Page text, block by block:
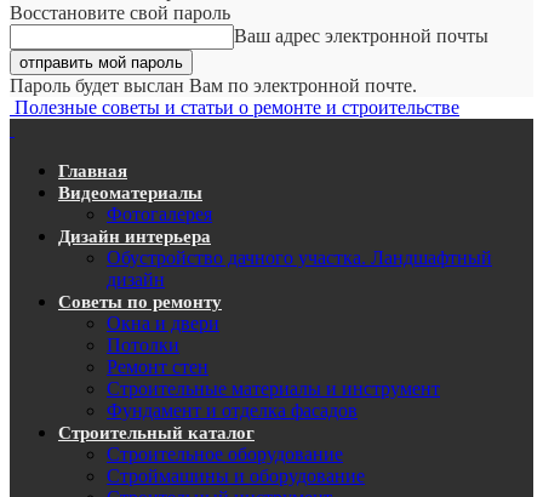
Восстановите свой пароль
Ваш адрес электронной почты
Пароль будет выслан Вам по электронной почте.
Полезные советы и статьи о ремонте и строительстве
Главная
Видеоматериалы
Фотогалерея
Дизайн интерьера
Обустройство дачного участка. Ландшафтный
дизайн
Советы по ремонту
Окна и двери
Потолки
Ремонт стен
Строительные материалы и инструмент
Фундамент и отделка фасадов
Строительный каталог
Строительное оборудование
Строймашины и оборудование